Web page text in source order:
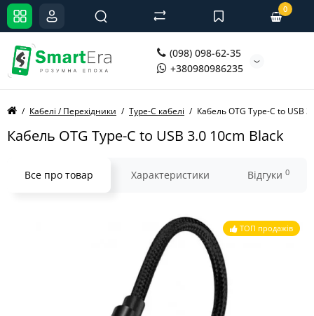
(098) 098-62-35
+380980986235
0
Кабелі / Перехідники Type-C кабелі Кабель OTG Type-C to USB
Кабель OTG Type-C to USB 3.0 10cm Black
Все про товар Характеристики Відгуки 0
ТОП продажів